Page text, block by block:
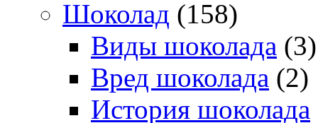
Шоколад (158)
Виды шоколада (3)
Вред шоколада (2)
История шоколада